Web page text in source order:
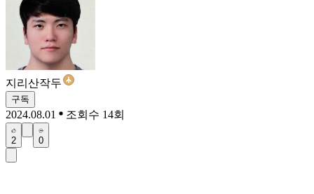
지리산작두
구독
2024.08.01 조회수 14회
2 0